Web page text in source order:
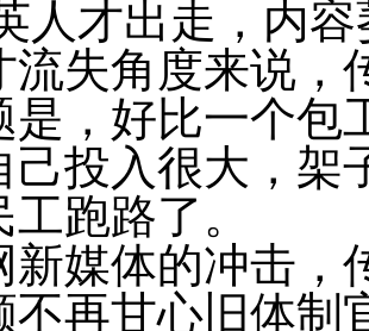
人才出走，内
流失角度来说，
是，好比一个包
己投入很大，架
跑路了。
新媒体的冲击，
不再甘心旧体制